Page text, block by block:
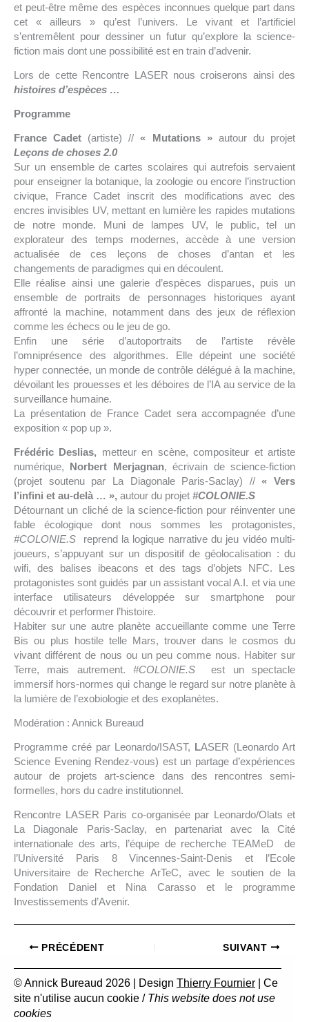
et peut-être même des espèces inconnues quelque part dans
cet « ailleurs » qu’est l’univers. Le vivant et l’artificiel
s’entremêlent pour dessiner un futur qu’explore la science-
fiction mais dont une possibilité est en train d’advenir.
Lors de cette Rencontre LASER nous croiserons ainsi des
histoires d’espèces …
Programme
France Cadet (artiste) //« Mutations »autour du projet
Leçons de choses 2.0
Sur un ensemble de cartes scolaires qui autrefois servaient
pour enseigner la botanique, la zoologie ou encore l’instruction
civique, France Cadet inscrit des modifications avec des
encres invisibles UV, mettant en lumière les rapides mutations
de notre monde. Muni de lampes UV, le public, tel un
explorateur des temps modernes, accède à une version
actualisée de ces leçons de choses d’antan et les
changements de paradigmes qui en découlent.
Elle réalise ainsi une galerie d’espèces disparues, puis un
ensemble de portraits de personnages historiques ayant
affronté la machine, notamment dans des jeux de réflexion
comme les échecs ou le jeu de go.
Enfin une série d’autoportraits de l’artiste révèle
l’omniprésence des algorithmes. Elle dépeint une société
hyper connectée, un monde de contrôle délégué à la machine,
dévoilant les prouesses et les déboires de l’IA au service de la
surveillance humaine.
La présentation de France Cadet sera accompagnée d’une
exposition « pop up ».
Frédéric Deslias, metteur en scène, compositeur et artiste
numérique, Norbert Merjagnan, écrivain de science-fiction
(projet soutenu par La Diagonale Paris-Saclay) //« Vers
l’infini et au-delà … », autour du projet #COLONIE.S
Détournant un cliché de la science-fiction pour réinventer une
fable écologique dont nous sommes les protagonistes,
#COLONIE.S
reprend la logique narrative du jeu vidéo multi-
joueurs, s’appuyant sur un dispositif de géolocalisation : du
wifi, des balises ibeacons et des tags d’objets NFC. Les
protagonistes sont guidés par un assistant vocal A.I. et via une
interface utilisateurs développée sur smartphone pour
découvrir et performer l’histoire.
Habiter sur une autre planète accueillante comme une Terre
Bis ou plus hostile telle Mars, trouver dans le cosmos du
vivant différent de nous ou un peu comme nous. Habiter sur
Terre, mais autrement.#COLONIE.S
est un spectacle
immersif hors-normes qui change le regard sur notre planète à
la lumière de l’exobiologie et des exoplanètes.
Modération : Annick Bureaud
Programme créé par Leonardo/ISAST, LASER (Leonardo Art
Science Evening Rendez-vous) est un partage d’expériences
autour de projets art-science dans des rencontres semi-
formelles, hors du cadre institutionnel.
Rencontre LASER Paris co-organisée par Leonardo/Olats et
La Diagonale Paris-Saclay, en partenariat avec la Cité
internationale des arts, l’équipe de recherche TEAMeD de
l’Université Paris 8 Vincennes-Saint-Denis et l’Ecole
Universitaire de Recherche ArTeC, avec le soutien de la
Fondation Daniel et Nina Carasso et le programme
Investissements d’Avenir.
PRÉCÉDENT SUIVANT
© Annick Bureaud 2026 | Design Thierry Fournier | Ce
site n'utilise aucun cookie / This website does not use
cookies